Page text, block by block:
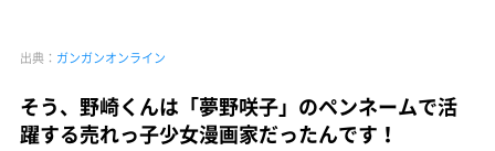
出典： ガンガンオンライン
そう、野崎くんは「夢野咲子」のペンネームで活
躍する売れっ子少女漫画家だったんです！